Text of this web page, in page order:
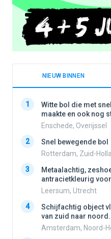
NIEUW BINNEN
1
Witte bol die met
maakte en ook nog
Enschede, Overijssel
2
Snel bewegende bol
Rotterdam, Zuid-
3
Metaalachtig,
antracietkleurig
Leersum, Utrecht
4
Schijfachtig object
van zuid naar noord.
Amsterdam, Noord-